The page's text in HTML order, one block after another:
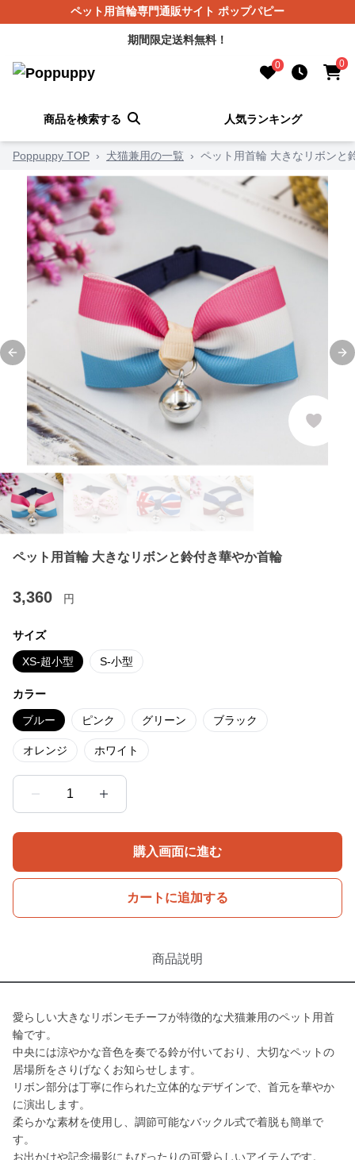
ペット用首輪専門通販サイト ポップパピー
期間限定送料無料！
0 0
商品を検索する 人気ランキング
Poppuppy TOP › 犬猫兼用の一覧 › ペット用首輪 大きなリボンと
Previous slide
ペット用首輪 大きなリボンと鈴付き華やか首輪
3,360 円
サイズ
XS-超小型 S-小型
カラー
ブルー ピンク グリーン ブラック
オレンジ ホワイト
1
購入画面に進む
カートに追加する
商品説明
愛らしい大きなリボンモチーフが特徴的な犬猫兼用のペット用首
輪です。
中央には涼やかな音色を奏でる鈴が付いており、大切なペットの
居場所をさりげなくお知らせします。
リボン部分は丁寧に作られた立体的なデザインで、首元を華やか
に演出します。
柔らかな素材を使用し、調節可能なバックル式で着脱も簡単で
す。
お出かけや記念撮影にもぴったりの可愛らしいアイテムです。